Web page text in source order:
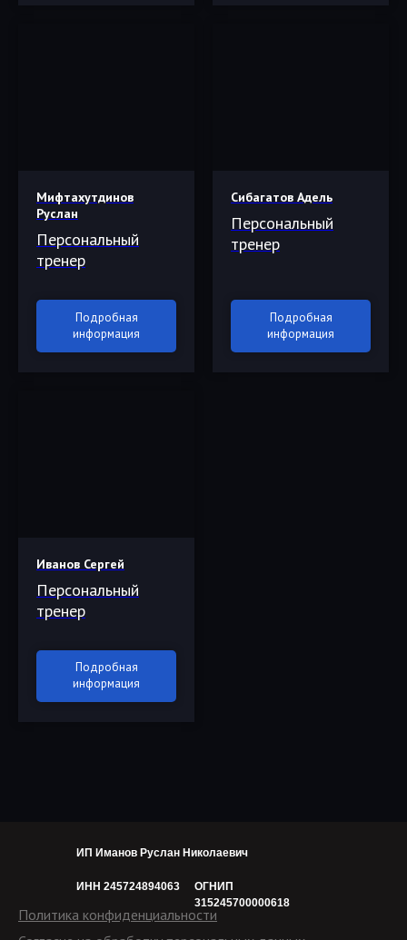
Мифтахутдинов
Руслан
Персональный
тренер
Подробная
информация
Сибагатов Адель
Персональный
тренер
Подробная
информация
Иванов Сергей
Персональный
тренер
Подробная
информация
ИП Иманов Руслан Николаевич
ИНН 245724894063
ОГНИП
315245700000618
Политика конфиденциальности